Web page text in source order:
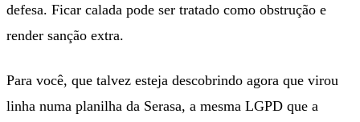
defesa. Ficar calada pode ser tratado como obstrução e
render sanção extra.
Para você, que talvez esteja descobrindo agora que virou
linha numa planilha da Serasa, a mesma LGPD que a